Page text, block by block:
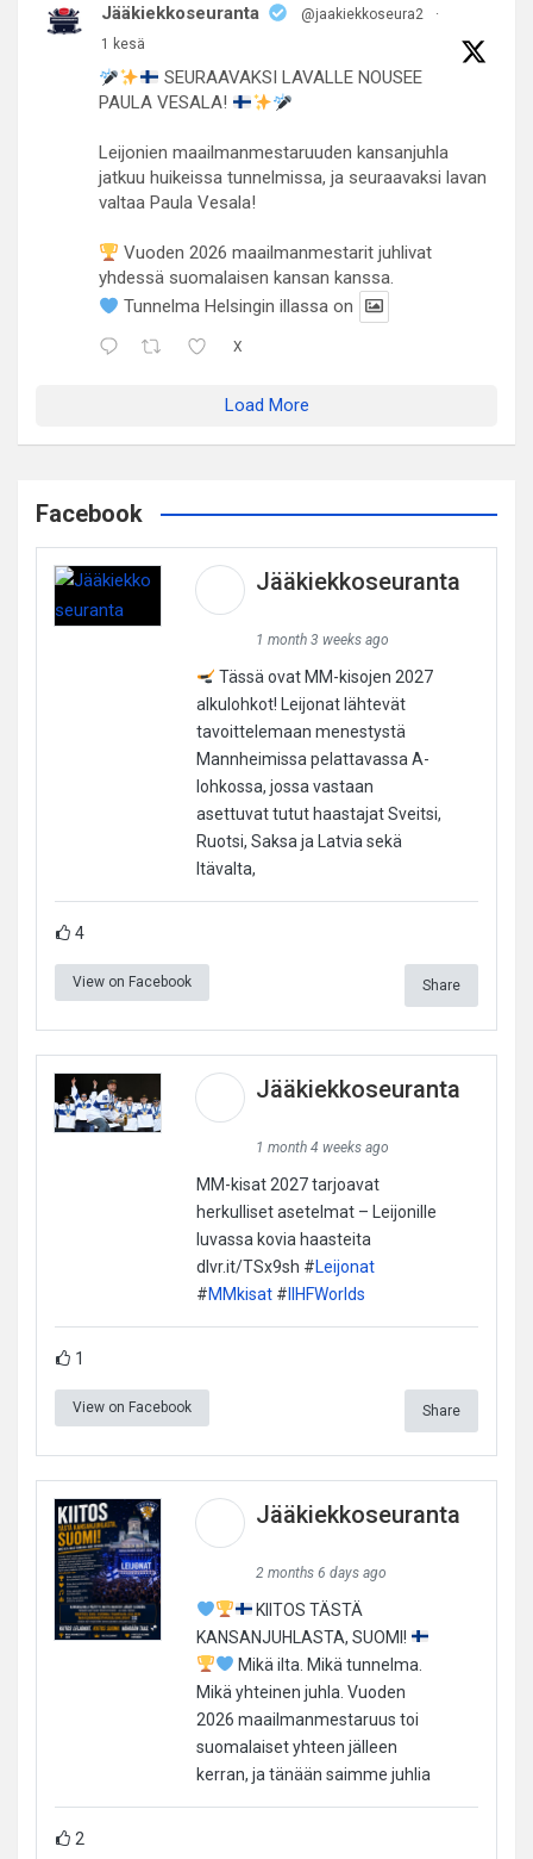
Jääkiekkoseuranta @jaakiekkoseura2
·
1 kesä
SEURAAVAKSI LAVALLE NOUSEE
PAULA VESALA!
Leijonien maailmanmestaruuden kansanjuhla
jatkuu huikeissa tunnelmissa, ja seuraavaksi lavan
valtaa Paula Vesala!
Vuoden 2026 maailmanmestarit juhlivat
yhdessä suomalaisen kansan kanssa.
Tunnelma Helsingin illassa on
X
Load More
Facebook
Jääkiekkoseuranta
1 month 3 weeks ago
Tässä ovat MM-kisojen 2027
alkulohkot! Leijonat lähtevät
tavoittelemaan menestystä
Mannheimissa pelattavassa A-
lohkossa, jossa vastaan
asettuvat tutut haastajat Sveitsi,
Ruotsi, Saksa ja Latvia sekä
Itävalta,
4
View on Facebook Share
Jääkiekkoseuranta
1 month 4 weeks ago
MM-kisat 2027 tarjoavat
herkulliset asetelmat – Leijonille
luvassa kovia haasteita
dlvr.it/TSx9sh #Leijonat
#MMkisat#IIHFWorlds
1
View on Facebook Share
Jääkiekkoseuranta
2 months 6 days ago
KIITOS TÄSTÄ
KANSANJUHLASTA, SUOMI!
Mikä ilta. Mikä tunnelma.
Mikä yhteinen juhla. Vuoden
2026 maailmanmestaruus toi
suomalaiset yhteen jälleen
kerran, ja tänään saimme juhlia
2